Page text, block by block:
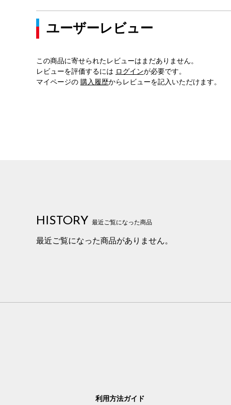
ユーザーレビュー
この商品に寄せられたレビューはまだありません。
レビューを評価するには ログインが必要です。
マイページの 購入履歴からレビューを記入いただけます。
HISTORY 最近ご覧になった商品
最近ご覧になった商品がありません。
利用方法ガイド